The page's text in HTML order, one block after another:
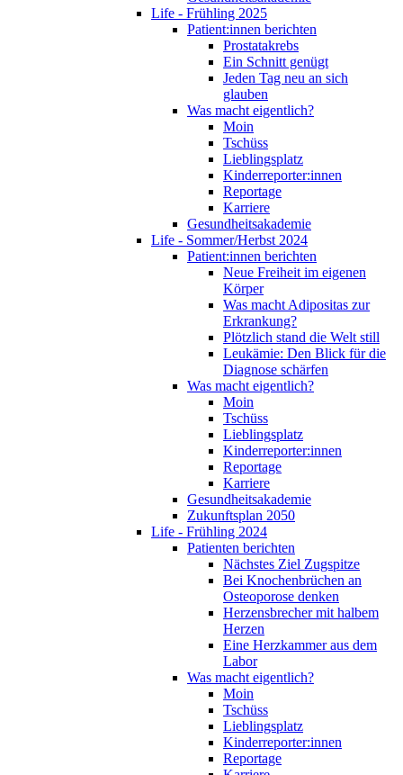
Life - Frühling 2025
Patient:innen berichten
Prostatakrebs
Ein Schnitt genügt
Jeden Tag neu an sich
glauben
Was macht eigentlich?
Moin
Tschüss
Lieblingsplatz
Kinderreporter:innen
Reportage
Karriere
Gesundheitsakademie
Life - Sommer/Herbst 2024
Patient:innen berichten
Neue Freiheit im eigenen
Körper
Was macht Adipositas zur
Erkrankung?
Plötzlich stand die Welt still
Leukämie: Den Blick für die
Diagnose schärfen
Was macht eigentlich?
Moin
Tschüss
Lieblingsplatz
Kinderreporter:innen
Reportage
Karriere
Gesundheitsakademie
Zukunftsplan 2050
Life - Frühling 2024
Patienten berichten
Nächstes Ziel Zugspitze
Bei Knochenbrüchen an
Osteoporose denken
Herzensbrecher mit halbem
Herzen
Eine Herzkammer aus dem
Labor
Was macht eigentlich?
Moin
Tschüss
Lieblingsplatz
Kinderreporter:innen
Reportage